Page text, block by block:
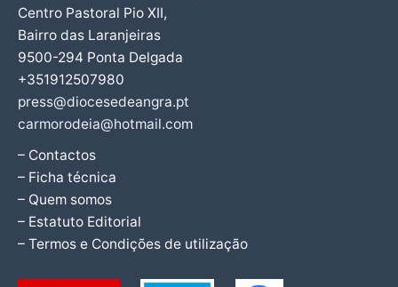
Centro Pastoral Pio XII,
Bairro das Laranjeiras
9500-294 Ponta Delgada
+351912507980
press@diocesedeangra.pt
carmorodeia@hotmail.com
– Contactos
– Ficha técnica
– Quem somos
– Estatuto Editorial
– Termos e Condições de utilização